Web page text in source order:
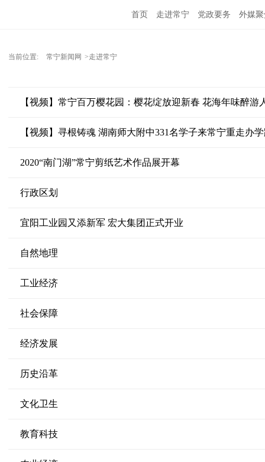
首页 走进常宁 党政要务 外媒
当前位置: 常宁新闻网 >走进常宁
【视频】常宁百万樱花园：樱花绽放迎新春 花海年味醉游
【视频】寻根铸魂 湖南师大附中331名学子来常宁重走办
2020“南门湖”常宁剪纸艺术作品展开幕
行政区划
宜阳工业园又添新军 宏大集团正式开业
自然地理
工业经济
社会保障
经济发展
历史沿革
文化卫生
教育科技